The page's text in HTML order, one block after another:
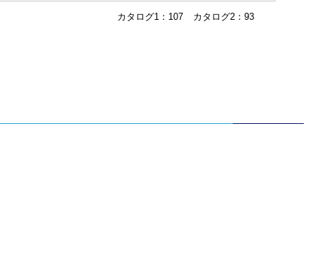
カタログ1：107 カタログ2：93